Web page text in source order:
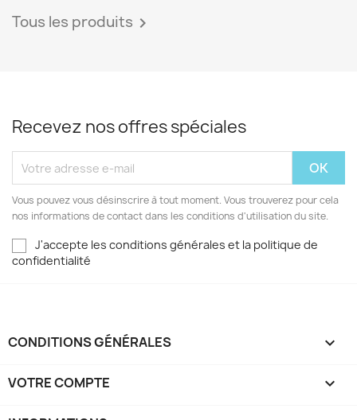
Tous les produits 
Recevez nos offres spéciales
Vous pouvez vous désinscrire à tout moment. Vous trouverez pour cela
nos informations de contact dans les conditions d'utilisation du site.
J'accepte les conditions générales et la politique de
confidentialité
CONDITIONS GÉNÉRALES 
VOTRE COMPTE 